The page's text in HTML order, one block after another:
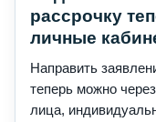
рассрочку
личные
Направить
теперь можно
лица,